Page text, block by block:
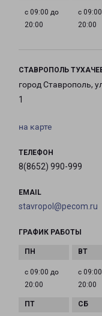
с 09:00 до
20:00
с
20:00
СТАВРОПОЛЬ
город Ставрополь,
1
на карте
ТЕЛЕФОН
8(8652) 990-999
EMAIL
stavropol@pecom.ru
ГРАФИК РАБОТЫ
с 09:00 до
20:00
с
20:00